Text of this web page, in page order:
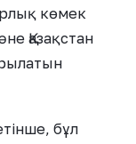
көмек
Қазақстан
бұл